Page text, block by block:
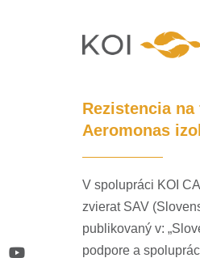
Rezistencia
Aeromonas
V spolupráci KOI
zvierat SAV
publikovaný v:
podpore a